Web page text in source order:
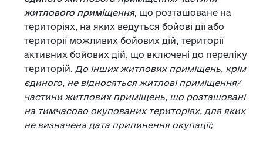
житлового приміщення, що розташоване на
територіях, на яких ведуться бойові дії або
території можливих бойових дій, території
активних бойових дій, що включені до переліку
територій. До інших житлових приміщень, крім
єдиного, не відносяться житлові приміщення/
частини житлових приміщень, що розташовані
на тимчасово окупованих територіях, для яких
не визначена дата припинення окупації;